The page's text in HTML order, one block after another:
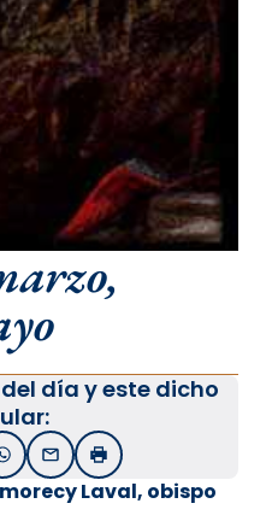
día y este dicho
WhatsApp
EmailImprimir
Laval, obispo